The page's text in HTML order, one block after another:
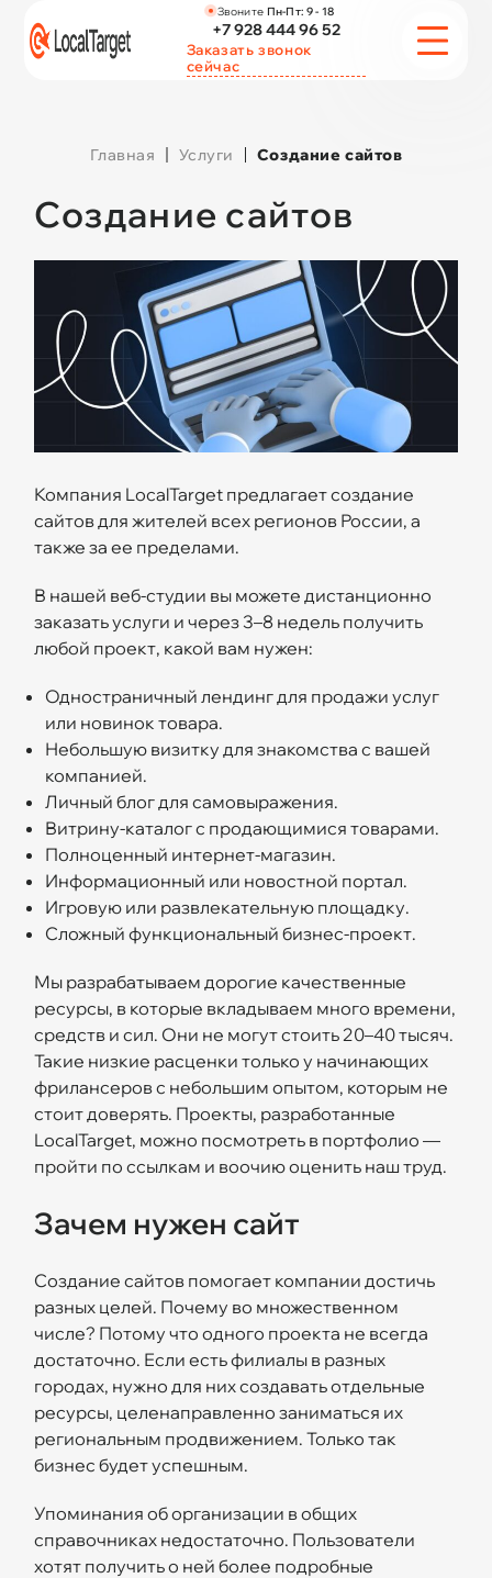
СТОИМОСТЬ
О КОМПАНИИ
КОНТАКТЫ
Звоните Пн-Пт: 9 - 18
+7 928 444 96 52
Заказать звонок
сейчас
Главная Услуги Создание сайтов
Создание сайтов
Компания LocalTarget предлагает создание
сайтов для жителей всех регионов России, а
также за ее пределами.
В нашей веб-студии вы можете дистанционно
заказать услуги и через 3–8 недель получить
любой проект, какой вам нужен:
Одностраничный лендинг для продажи услуг
или новинок товара.
Небольшую визитку для знакомства с вашей
компанией.
Личный блог для самовыражения.
Витрину-каталог с продающимися товарами.
Полноценный интернет-магазин.
Информационный или новостной портал.
Игровую или развлекательную площадку.
Сложный функциональный бизнес-проект.
Мы разрабатываем дорогие качественные
ресурсы, в которые вкладываем много времени,
средств и сил. Они не могут стоить 20–40 тысяч.
Такие низкие расценки только у начинающих
фрилансеров с небольшим опытом, которым не
стоит доверять. Проекты, разработанные
LocalTarget, можно посмотреть в портфолио —
пройти по ссылкам и воочию оценить наш труд.
Зачем нужен сайт
Создание сайтов помогает компании достичь
разных целей. Почему во множественном
числе? Потому что одного проекта не всегда
достаточно. Если есть филиалы в разных
городах, нужно для них создавать отдельные
ресурсы, целенаправленно заниматься их
региональным продвижением. Только так
бизнес будет успешным.
Упоминания об организации в общих
справочниках недостаточно. Пользователи
хотят получить о ней более подробные